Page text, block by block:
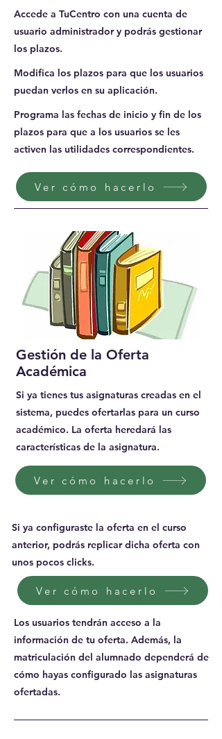
Accede a TuCentro con una cuenta de
usuario administrador y podrás gestionar
los plazos.
Modifica los plazos para que los usuarios
puedan verlos en su aplicación.
Programa las fechas de inicio y fin de los
plazos para que a los usuarios se les
activen las utilidades correspondientes.
Ver cómo hacerlo
Gestión de la Oferta
Académica
Si ya tienes tus asignaturas creadas en el
sistema, puedes ofertarlas para un curso
académico. La oferta heredará las
características de la asignatura.
Ver cómo hacerlo
Si ya configuraste la oferta en el curso
anterior, podrás replicar dicha oferta con
unos pocos clicks.
Ver cómo hacerlo
Los usuarios tendrán acceso a la
información de tu oferta. Además, la
matriculación del alumnado dependerá de
cómo hayas configurado las asignaturas
ofertadas.